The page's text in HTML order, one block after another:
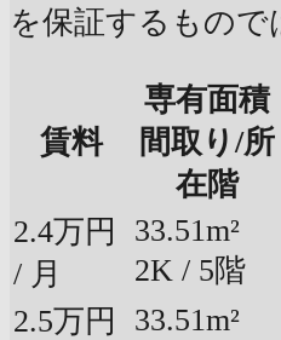
を保証するもので
賃料
専有面積
間取り/所
在階
2.4万円
/ 月
33.51m²
2K / 5階
2.5万円
33.51m²